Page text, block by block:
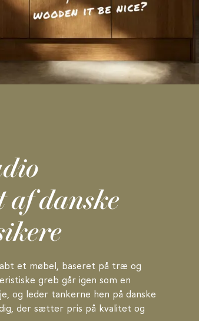
af danske
et møbel, baseret på træ og
greb går igen som en
og leder tankerne hen på danske
der sætter pris på kvalitet og